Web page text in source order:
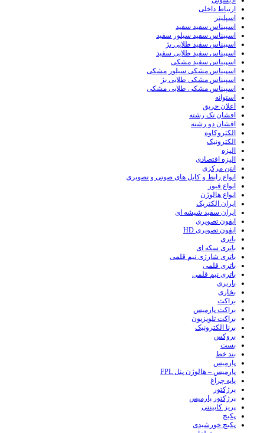
ارتباط داخلی
اسپلیتر
اسپیناس سفید سفید
اسپیناس سفید سیلور سفید
اسپیناس سفید طلایی بژ
اسپیناس سفید طلایی سفید
اسپیناس سفید مشکی
اسپیناس مشکی سیلور مشکی
اسپیناس مشکی طلایی بژ
اسپیناس مشکی طلایی مشکی
استوانه
اعلان حریق
افشان تک رشته
افشان دو رشته
الکتروکاوه
الکترونیک
الیزه
الیزه اقتصادی
انتن مرکزی
انواع رابط و کابل های صوتی و تصویری
انواع فیوز
انواع هالوژن
ایران الکتریک
ایران سفید شیشه ای
ایفون تصویری
ایفون تصویری HD
باتری
باتری سکه ای
باتری شارژی نیم قلمی
باتری قلمی
باتری نیم قلمی
باربری
بخاری
براکت
براکت پارمیس
براکت تلویزیون
برنا الکترونیک
بروکس
بست
بند خط
پارمیس
پارمیس – هالوژن پنل FPL
پایه چراغ
پرژکتور
پرژکتور پارمیس
پریز کابینتی
پکیج
پکیج خورشیدی